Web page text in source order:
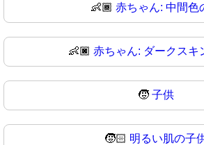
👶🏾 赤ちゃん: 中間色
👶🏿 赤ちゃん: ダークスキ
🧒 子供
🧒🏻 明るい肌の子